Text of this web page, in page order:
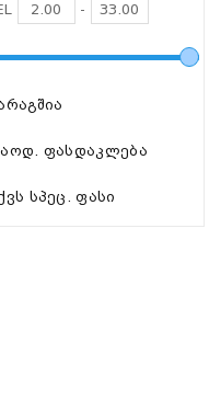
-
ფასდაკლება
სპეც. ფასი